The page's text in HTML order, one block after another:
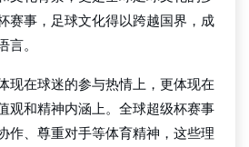
赛事，足球文化得以跨越国界，成
。
现在球迷的参与热情上，更体现在
观和精神内涵上。全球超级杯赛事
作、尊重对手等体育精神，这些理